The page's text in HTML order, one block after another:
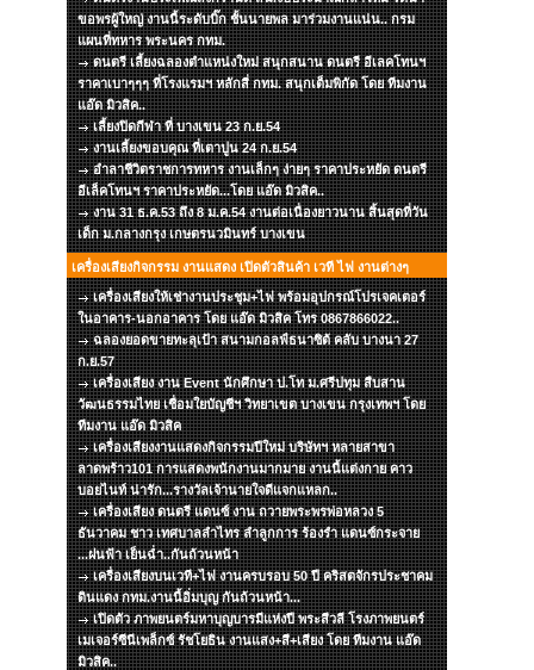
ขอพรผู้ใหญ่ งานนี้ระดับบิ๊ก ชั้นนายพล มาร่วมงานแน่น.. กรม
แผนที่ทหาร พระนคร กทม.
ดนตรี เลี้ยงฉลองตำแหน่งใหม่ สนุกสนาน ดนตรี อีเลคโทนฯ
ราคาเบาๆๆๆ ที่โรงแรมฯ หลักสี่ กทม. สนุกเต็มพิกัด โดย ทีมงาน
แอ๊ด มิวสิค..
เลี้ยงปิดกีฬา ที่ บางเขน 23 ก.ย.54
งานเลี้ยงขอบคุณ ที่เตาปูน 24 ก.ย.54
อำลาชีวิตราชการทหาร งานเล็กๆ ง่ายๆ ราคาประหยัด ดนตรี
อีเล็คโทนฯ ราคาประหยัด...โดย แอ๊ด มิวสิค..
งาน 31 ธ.ค.53 ถึง 8 ม.ค.54 งานต่อเนื่องยาวนาน สิ้นสุดที่วัน
เด็ก ม.กลางกรุง เกษตรนวมินทร์ บางเขน
เครื่องเสียงกิจกรรม งานแสดง เปิดตัวสินค้า เวที ไฟ งานต่างๆ
เครื่องเสียงให้เช่างานประชุม+ไฟ พร้อมอุปกรณ์โปรเจคเตอร์
ในอาคาร-นอกอาคาร โดย แอ๊ด มิวสิค โทร 0867866022..
ฉลองยอดขายทะลุเป้า สนามกอลฟ์ธนาซิต้ คลับ บางนา 27
ก.ย.57
เครื่องเสียง งาน Event นักศึกษา ป.โท ม.ศรีปทุม สืบสาน
วัฒนธรรมไทย เชื่อมใยบัญชีฯ วิทยาเขต บางเขน กรุงเทพฯ โดย
ทีมงาน แอ๊ด มิวสิค
เครื่องเสียงงานแสดงกิจกรรมปีใหม่ บริษัทฯ หลายสาขา
ลาดพร้าว101 การแสดงพนักงานมากมาย งานนี้แต่งกาย คาว
บอยไนท์ น่ารัก...รางวัลเจ้านายใจดีแจกแหลก..
เครื่องเสียง ดนตรี แดนซ์ งาน ถวายพระพรพ่อหลวง 5
ธันวาคม ชาว เทศบาลลำไทร ลำลูกการ ร้องรำ แดนซ์กระจาย
...ฝนฟ้า เย็นฉ่ำ..กันถ้วนหน้า
เครื่องเสียงบนเวที+ไฟ งานครบรอบ 50 ปี คริสตจักรประชาคม
ดินแดง กทม.งานนี้อิ่มบุญ กันถ้วนหน้า...
เปิดตัว ภาพยนตร์มหาบุญบารมีแห่งปี พระสีวลี โรงภาพยนตร์
เมเจอร์ซีนีเพล็กซ์ รัชโยธิน งานแสง+สี+เสียง โดย ทีมงาน แอ๊ด
มิวสิค..